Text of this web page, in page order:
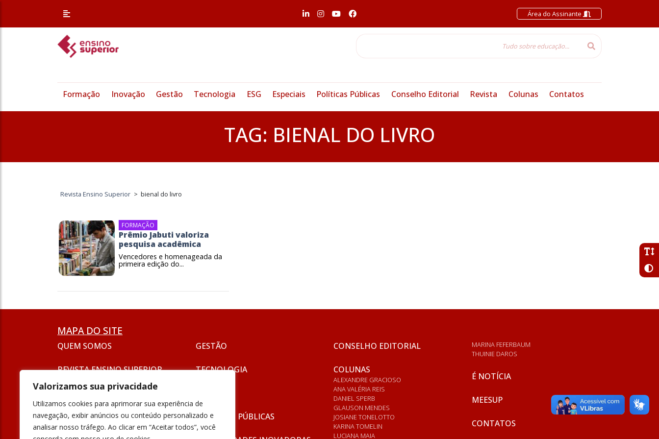
Valorizamos sua privacidade
Utilizamos cookies para aprimorar sua experiência de
navegação, exibir anúncios ou conteúdo personalizado e
analisar nosso tráfego. Ao clicar em “Aceitar todos”, você
Área do Assinante
Formação Inovação Gestão Tecnologia ESG Especiais Políticas Públicas Conselho Editorial Revista Colunas Contatos
TAG: BIENAL DO LIVRO
Revista Ensino Superior > bienal do livro
FORMAÇÃO
Prêmio Jabuti valoriza
pesquisa acadêmica
Vencedores e homenageada da
primeira edição do...
MAPA DO SITE
QUEM SOMOS
REVISTA ENSINO SUPERIOR
SEJA UM ANUNCIANTE
FORMAÇÃO
INOVAÇÃO
GESTÃO
TECNOLOGIA
POLÍTICAS PÚBLICAS
CONSELHO EDITORIAL
COLUNAS
ALEXANDRE GRACIOSO
ANA VALÉRIA REIS
DANIEL SPERB
GLAUSON MENDES
JOSIANE TONELOTTO
KARINA TOMELIN
LUCIANA MAIA
MARINA FEFERBAUM
THUINIE DAROS
É NOTÍCIA
MEESUP
CONTATOS